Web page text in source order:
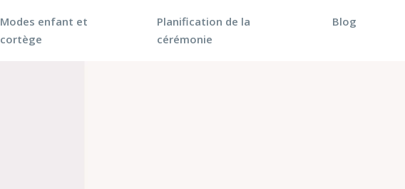
Modes enfant et
cortège
Planification de la
cérémonie
Blog